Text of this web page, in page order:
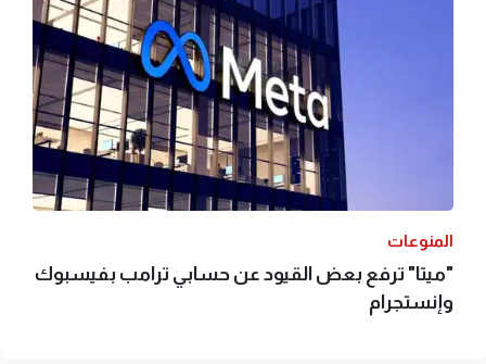
المنوعات
"ميتا"‭ ‬ترفع بعض القيود عن حسابي ترامب بفيسبوك
وإنستجرام